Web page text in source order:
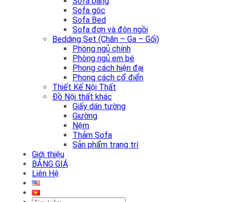
Sofa góc
Sofa Bed
Sofa đơn và đôn ngồi
Bedding Set (Chăn – Ga – Gối)
Phòng ngủ chính
Phòng ngủ em bé
Phong cách hiện đại
Phong cách cổ điển
Thiết Kế Nội Thất
Đồ Nội thất khác
Giấy dán tường
Giường
Nệm
Thảm Sofa
Sản phẩm trang trí
Giới thiệu
BẢNG GIÁ
Liên Hệ